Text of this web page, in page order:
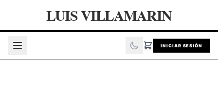
LUIS VILLAMARIN
INICIAR SESIÓN